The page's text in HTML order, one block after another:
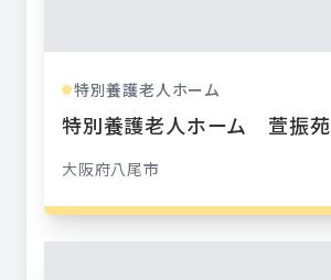
●特別養護老人ホーム
特別養護老人ホーム 萱振苑
大阪府八尾市